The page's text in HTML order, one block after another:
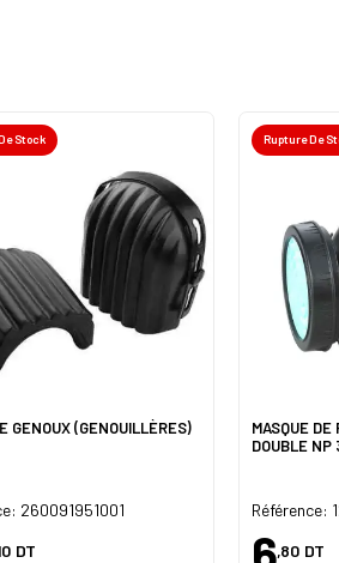
Stock
GENOUX (GENOUILLÈRES)
260091951001
DT
Rupture De
MASQUE
DOUBLE NP
Référence:
,80 DT